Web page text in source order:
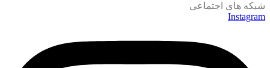
شبکه های اجتماعی
Instagram